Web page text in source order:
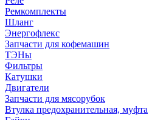
Ремкомплекты
Шланг
Энергофлекс
Запчасти для кофемашин
ТЭНы
Фильтры
Катушки
Двигатели
Запчасти для мясорубок
Втулка предохранительная, муфта